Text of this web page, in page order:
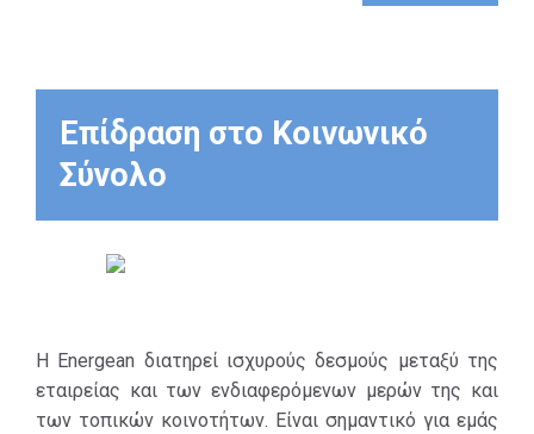
δραστηριοποιούμαστε.
- Συμβολή στις
κυβερνήσεις και οι
που πλήττονται
περισσότερο στο
πλαίσιο αυτού του
Επίδραση στο Κοινωνικό
Σύνολο
Η Energean διατηρεί ισχυρούς δεσμούς μεταξύ της
εταιρείας και των ενδιαφερόμενων μερών της και
των τοπικών κοινοτήτων. Είναι σημαντικό για εμάς